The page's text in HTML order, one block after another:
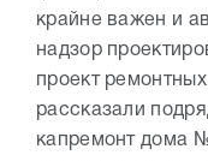
крайне важен и
надзор
проект
рассказали
капремонт дома